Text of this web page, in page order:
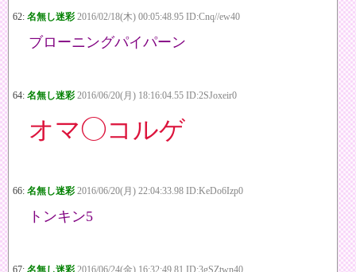
62: 名無し迷彩 2016/02/18(木) 00:05:48.95 ID:Cnq//ew40
ブローニングパイパーン
64: 名無し迷彩 2016/06/20(月) 18:16:04.55 ID:2SJoxeir0
オマ◯コルゲ
66: 名無し迷彩 2016/06/20(月) 22:04:33.98 ID:KeDo6Izp0
トンキン5